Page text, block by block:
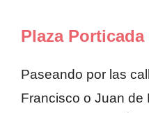
Plaza
Paseando por las
Francisco o Juan de